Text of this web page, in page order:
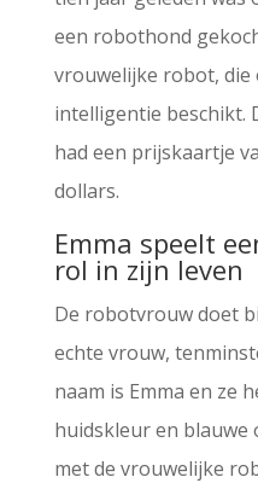
een robothond
vrouwelijke robot,
intelligentie beschikt.
had een prijskaartje
dollars.
Emma speelt
rol in zijn leven
De robotvrouw doet
echte vrouw,
naam is Emma en ze
huidskleur en blauwe
met de vrouwelijke